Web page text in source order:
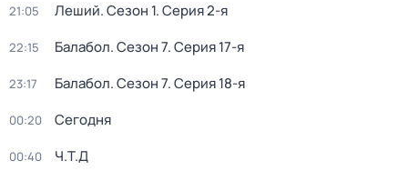
21:05 Леший. Сезон 1. Серия 2-я
22:15 Балабол. Сезон 7. Серия 17-я
23:17 Балабол. Сезон 7. Серия 18-я
00:20 Сегодня
00:40 Ч.T.Д